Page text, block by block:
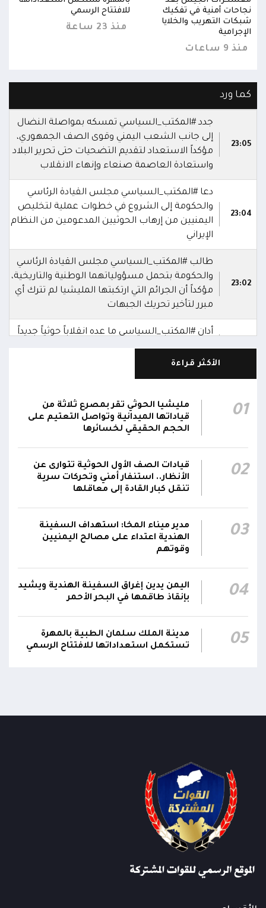
نجاحات أمنية في تفكيك
شبكات التهريب والخلايا
الإجرامية
منذ 9 ساعات
للافتتاح الرسمي
منذ 23 ساعة
كما ورد
23:05
جدد #المكتب_السياسي تمسكه بمواصلة النضال
إلى جانب الشعب اليمني وقوى الصف الجمهوري،
مؤكداً الاستعداد لتقديم التضحيات حتى تحرير البلاد
واستعادة العاصمة صنعاء وإنهاء الانقلاب
23:04
دعا #المكتب_السياسي مجلس القيادة الرئاسي
والحكومة إلى الشروع في خطوات عملية لتخليص
اليمنيين من إرهاب الحوثيين المدعومين من النظام
الإيراني
23:02
طالب #المكتب_السياسي مجلس القيادة الرئاسي
والحكومة بتحمل مسؤولياتهما الوطنية والتاريخية،
مؤكداً أن الجرائم التي ارتكبتها المليشيا لم تترك أي
مبرر لتأخير تحريك الجبهات
23:01
أدان #المكتب_السياسي ما عده انقلاباً حوثياً جديداً
على مسار التسوية السلمية، مؤكداً انحيازه لموقف
جماهير الشعب اليمني
التي استهدفت مأرب والساحل الغربي والضالع
وغيرها من المناطق تمثل إعلان حرب واسعة على
الشعب اليمني وتشكل نهاية فعلية للهدنة
على توسيع دائرة الصراع في اليمن عبر مليشيا
الحوثي
22:59
اليمني من إرهاب المليشيا التي قال إنها تواصل
توسيع اعتداءاتها في البر والبحر
أكد #المكتب_السياسي للمقاومة الوطنية أن
الهجوم الحوثي الذي استهدف معسكراً لقوات
الطوارئ في محافظة مأرب بالصواريخ الباليستية
والجرحى يمثل تصعيداً خطيراً يستوجب تحركاً عاجلاً
من الدولة لإنهاء الانقلاب، معتبراً أن هذه المجزرة
أنهت فعلياً ما تبقى من الهدنة وفرضت واقعاً
الأكثر قراءة
01
مليشيا الحوثي تقر بمصرع ثلاثة من
قياداتها الميدانية وتواصل التعتيم على
الحجم الحقيقي لخسائرها
02
قيادات الصف الأول الحوثية تتوارى عن
الأنظار.. استنفار أمني وتحركات سرية
تنقل كبار القادة إلى معاقلها
03
مدير ميناء المخا: استهداف السفينة
الهندية اعتداء على مصالح اليمنيين
وقوتهم
04
اليمن يدين إغراق السفينة الهندية ويشيد
بإنقاذ طاقمها في البحر الأحمر
05
مدينة الملك سلمان الطبية بالمهرة
تستكمل استعداداتها للافتتاح الرسمي